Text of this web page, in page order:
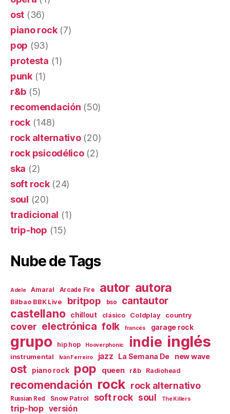
ost (36)
piano rock(7)
pop (93)
protesta (1)
punk(1)
r&b (5)
recomendación (50)
rock(148)
rock alternativo(20)
rock psicodélico(2)
ska (2)
soft rock(24)
soul (20)
tradicional (1)
trip-hop (15)
Nube de Tags
Adele Amaral Arcade Fire autor autora
Bilbao BBK Live britpop bso cantautor
castellano chillout clásico Coldplay country
cover electrónica folk francés garage rock
grupo hip hop Hooverphonic indie inglés
instrumental Iván Ferreiro jazz La Semana De new wave
ost piano rock pop queen r&b Radiohead
recomendación rock rock alternativo
Russian Red Snow Patrol soft rock soul The Killers
trip-hop versión